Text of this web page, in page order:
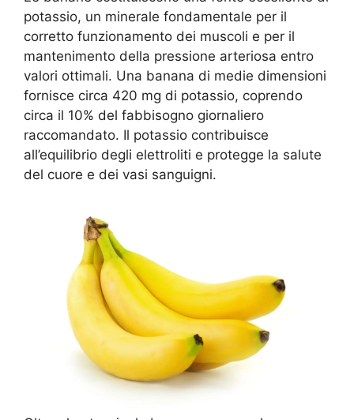
potassio, un minerale fondamentale per il
corretto funzionamento dei muscoli e per il
mantenimento della pressione arteriosa entro
valori ottimali. Una banana di medie dimensioni
fornisce circa 420 mg di potassio, coprendo
circa il 10% del fabbisogno giornaliero
raccomandato. Il potassio contribuisce
all’equilibrio degli elettroliti e protegge la salute
del cuore e dei vasi sanguigni.